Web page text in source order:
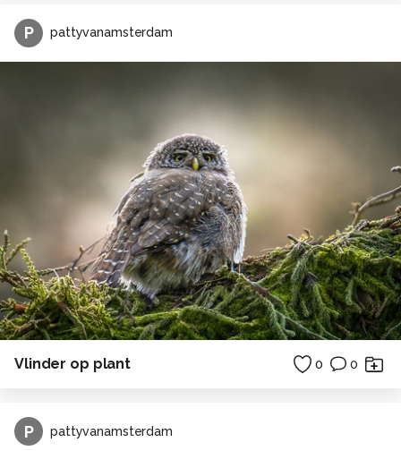
P pattyvanamsterdam
Vlinder op plant 0 0
P pattyvanamsterdam